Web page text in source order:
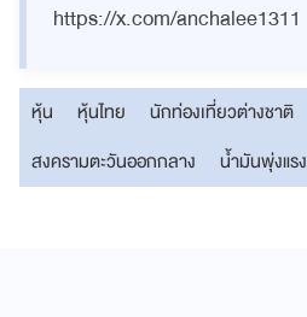
https://x.com/anchalee1311
หุ้น หุ้นไทย นักท่องเที่ยวต่างชาติ
สงครามตะวันออกกลาง
น้ำมันพุ่งแรง